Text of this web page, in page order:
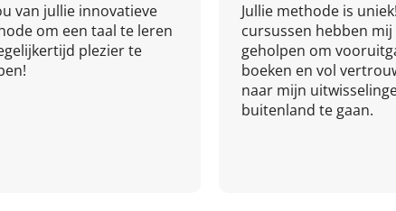
van jullie innovatieve
om een taal te leren
plezier te
Jullie methode is
cursussen hebben mij
geholpen om
boeken en vol
naar mijn
buitenland te gaan.